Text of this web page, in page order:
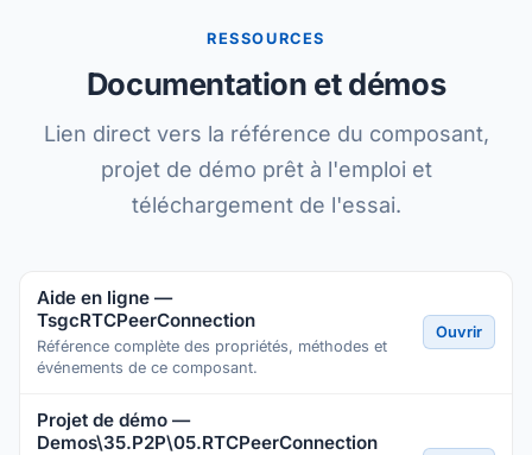
RESSOURCES
Documentation et démos
Lien direct vers la référence du composant,
projet de démo prêt à l'emploi et
téléchargement de l'essai.
Aide en ligne —
TsgcRTCPeerConnection
Référence complète des propriétés, méthodes et
événements de ce composant.
Ouvrir
Projet de démo —
Demos\35.P2P\05.RTCPeerConnection